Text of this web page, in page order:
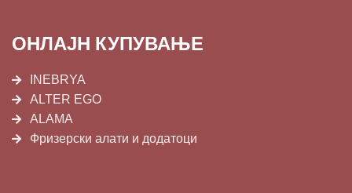
ОНЛАЈН КУПУВАЊЕ
INEBRYA
ALTER EGO
ALAMA
Фризерски алати и додатоци